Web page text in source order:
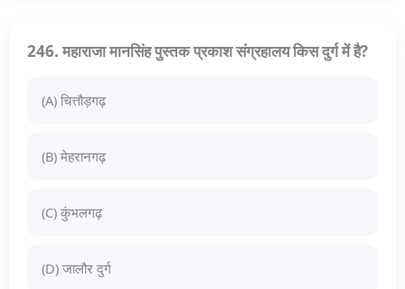
246. महाराजा मानसिंह पुस्तक प्रकाश संग्रहालय किस दुर्ग में है?
(A) चित्तौड़गढ़
(B) मेहरानगढ़
(C) कुंभलगढ़
(D) जालौर दुर्ग